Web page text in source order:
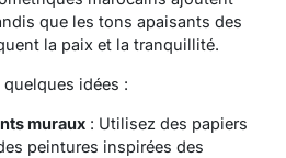
que les tons apaisants des
la paix et la tranquillité.
idées :
muraux: Utilisez des papiers
peintures inspirées des